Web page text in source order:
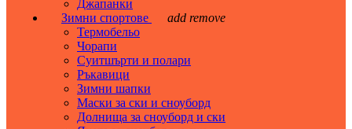
Джапанки
Зимни спортове
add remove
Термобельо
Чорапи
Суитшърти и полари
Ръкавици
Зимни шапки
Маски за ски и сноуборд
Долнища за сноуборд и ски